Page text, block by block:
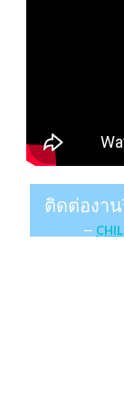
ติดต่องาน